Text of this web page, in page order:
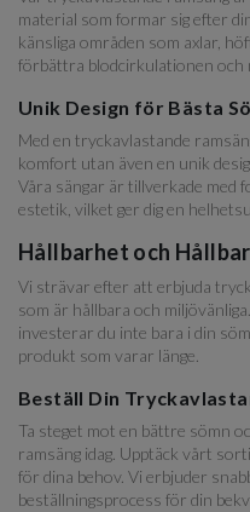
material som formar sig efter
känsliga områden som axlar,
förbättra blodcirkulationen och
Unik Design för Bästa
Med en tryckavlastande
komfort utan även en unik
Våra sängar är tillverkade med
estetik, vilket ger dig en
Hållbarhet och
Vi strävar efter att erbjuda
som är hållbara och
investerar du inte bara i din
produkt som varar länge.
Beställ Din
Ta steget mot en bättre sömn
ramsäng idag. Upptäck vårt
för dina behov. Vi erbjuder
beställningsprocess för din